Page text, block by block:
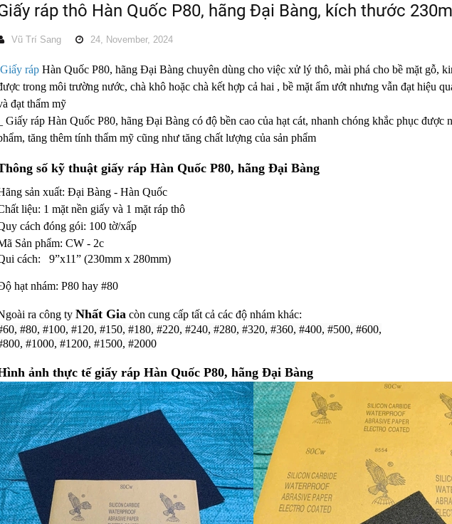
ráp thô Hàn Quốc P80, hãng Đại Bàng, kích thước
Vũ Trí Sang 24, November, 2024
Giấy ráp Hàn Quốc P80, hãng Đại Bàng chuyên dùng cho việc xử lý thô, mài phá cho bề mặt gỗ,
trong môi trường nước, chà khô hoặc chà kết hợp cả hai , bề mặt ẩm ướt nhưng vẫn đạt hiệu
đạt thẩm mỹ
_ Giấy ráp Hàn Quốc P80, hãng Đại Bàng có độ bền cao của hạt cát, nhanh chóng khắc phục được
tăng thêm tính thẩm mỹ cũng như tăng chất lượng của sản phẩm
số kỹ thuật giấy ráp Hàn Quốc P80, hãng Đại Bàng
sản xuất: Đại Bàng - Hàn Quốc
liệu: 1 mặt nền giấy và 1 mặt ráp thô
cách đóng gói: 100 tờ/xấp
Sản phẩm: CW - 2c
cách: 9”x11” (230mm x 280mm)
hạt nhám: P80 hay #80
ra công ty Nhất Gia còn cung cấp tất cả các độ nhám khác:
#80, #100, #120, #150, #180, #220, #240, #280, #320, #360, #400, #500, #600,
#1000, #1200, #1500, #2000
ảnh thực tế giấy ráp Hàn Quốc P80, hãng Đại Bàng